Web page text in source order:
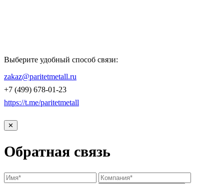
Выберите удобный способ связи:
zakaz@paritetmetall.ru
+7 (499) 678-01-23
https://t.me/paritetmetall
✕
Обратная связь